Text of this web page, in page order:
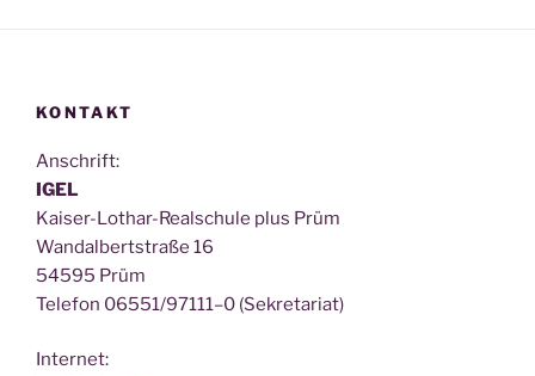
KONTAKT
Anschrift:
IGEL
Kai­ser-Lothar-Real­schu­le plus Prüm
Wan­dal­bert­stra­ße 16
54595 Prüm
Tele­fon 06551/97111–0 (Sekre­ta­ri­at)
Inter­net: